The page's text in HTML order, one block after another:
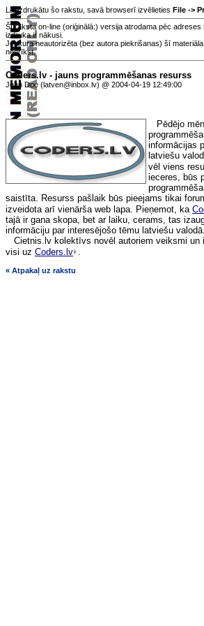
Lai izdrukātu šo rakstu, savā browserī izvēlieties File ->
Šī raksta on-line (oriģinālā:) versija atrodama pēc adreses
izdruka ir nākusi.
Jebkura neautorizēta (bez autora piekrišanas) šī
nedrīkst.
Coders.lv - jauns programmēšanas resurss
John Doe (latven@inbox.lv) @ 2004-04-19 12:49:00
Pēdējo
informācijas
latviešu
vēl viens
ieceres, būs
saistīta. Resurss pašlaik būs pieejams tikai
izveidota arī vienārša web lapa. Pieņemot, ka
tajā ir gana skopa, bet ar laiku, cerams, tas
informāciju par interesējošo tēmu latviešu valodā.
Cietnis.lv kolektīvs novēl autoriem veiksmi un
visi uz Coders.lv .
« Atpakaļ uz rakstu